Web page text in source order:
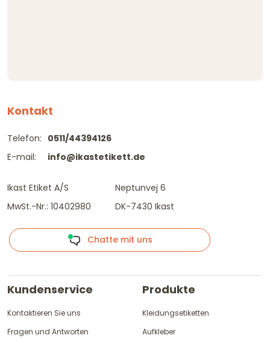
Kontakt
Telefon:
E-mail:
0511/44394126
info@ikastetikett.de
Ikast Etiket A/S
MwSt.-Nr.: 10402980
Neptunvej 6
DK-7430 Ikast
Chatte mit uns
Kundenservice
Kontaktieren Sie uns
Fragen und Antworten
Produkte
Kleidungsetiketten
Aufkleber